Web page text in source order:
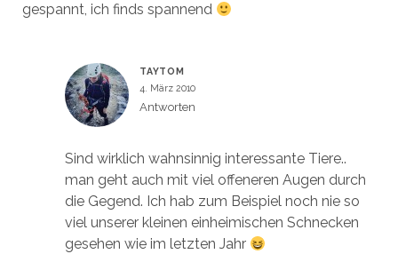
gespannt, ich finds spannend
TAYTOM
4. März 2010
Antworten
Sind wirklich wahnsinnig interessante Tiere..
man geht auch mit viel offeneren Augen durch
die Gegend. Ich hab zum Beispiel noch nie so
viel unserer kleinen einheimischen Schnecken
gesehen wie im letzten Jahr